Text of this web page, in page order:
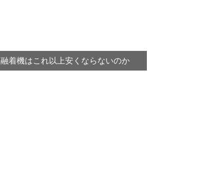
融着機はこれ以上安くならないのか